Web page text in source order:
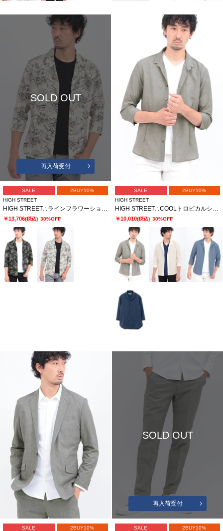
SOLD OUT
再入荷受付
SALE
2BUY10%
HIGH STREET
HIGH STREET∴ラインフラワーショートウイング７分袖シャツ
￥13,706(税込) 30%OFF
SALE
2BUY10%
HIGH STREET
HIGH STREET∴COOLトロピカルショートウイング７分袖シャツ
￥10,010(税込) 30%OFF
SALE 2BUY10%
SOLD OUT
再入荷受付
SALE 2BUY10%